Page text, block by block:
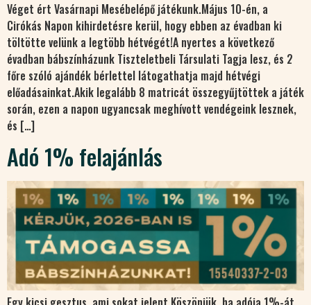
Véget ért Vasárnapi Mesébelépő játékunk.Május 10-én, a
Cirókás Napon kihirdetésre kerül, hogy ebben az évadban ki
töltötte velünk a legtöbb hétvégét!A nyertes a következő
évadban bábszínházunk Tiszteletbeli Társulati Tagja lesz, és 2
főre szóló ajándék bérlettel látogathatja majd hétvégi
előadásainkat.Akik legalább 8 matricát összegyűjtöttek a játék
során, ezen a napon ugyancsak meghívott vendégeink lesznek,
és […]
Adó 1% felajánlás